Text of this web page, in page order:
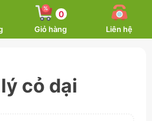
0
Giỏ hàng Liên hệ
cỏ dại